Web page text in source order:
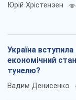
Юрій Хрістензен
Україна
економічний
тунелю?
Вадим Денисенко